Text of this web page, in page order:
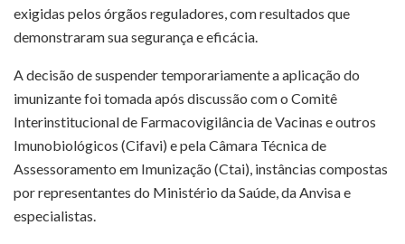
exigidas pelos órgãos reguladores, com resultados que
demonstraram sua segurança e eficácia.
A decisão de suspender temporariamente a aplicação do
imunizante foi tomada após discussão com o Comitê
Interinstitucional de Farmacovigilância de Vacinas e outros
Imunobiológicos (Cifavi) e pela Câmara Técnica de
Assessoramento em Imunização (Ctai), instâncias compostas
por representantes do Ministério da Saúde, da Anvisa e
especialistas.